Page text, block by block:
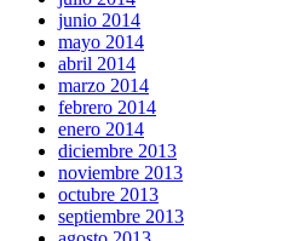
junio 2014
mayo 2014
abril 2014
marzo 2014
febrero 2014
enero 2014
diciembre 2013
noviembre 2013
octubre 2013
septiembre 2013